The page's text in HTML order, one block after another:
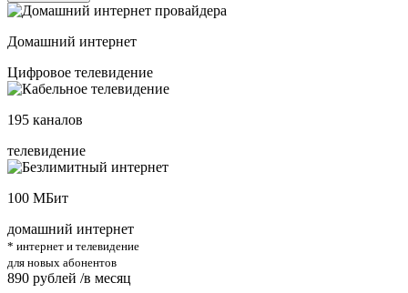
Домашний интернет
Цифровое телевидение
195 каналов
телевидение
100 МБит
домашний интернет
* интернет и телевидение
для новых абонентов
890 рублей /в месяц